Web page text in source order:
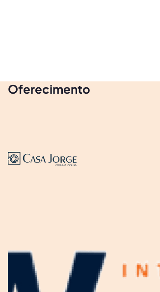
Oferecimento